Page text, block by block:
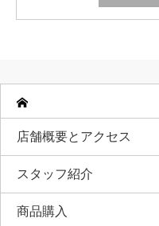
店舗概要とアクセス
スタッフ紹介
商品購入